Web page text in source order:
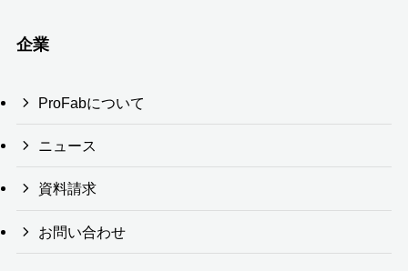
企業
ProFabについて
ニュース
資料請求
お問い合わせ